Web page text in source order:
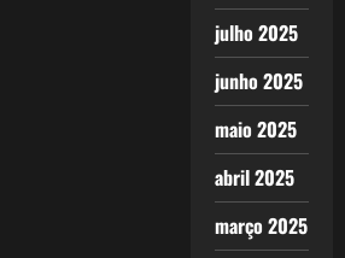
julho 2025
junho 2025
maio 2025
abril 2025
março 2025